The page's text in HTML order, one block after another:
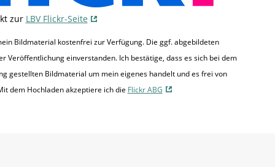
zur LBV Flickr-Seite
Bildmaterial kostenfrei zur Verfügung. Die ggf. abgebildeten
Veröffentlichung einverstanden. Ich bestätige, dass es sich bei dem
gestellten Bildmaterial um mein eigenes handelt und es frei von
dem Hochladen akzeptiere ich die Flickr ABG